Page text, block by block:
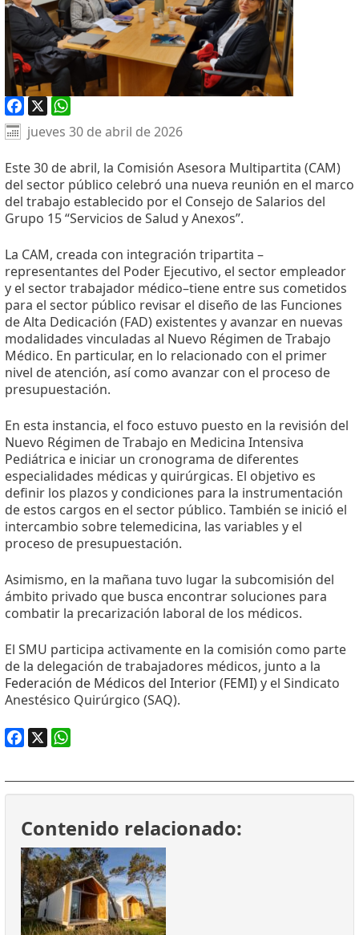
Facebook
X WhatsApp
jueves 30 de abril de 2026
Este 30 de abril, la Comisión Asesora Multipartita (CAM)
del sector público celebró una nueva reunión en el marco
del trabajo establecido por el Consejo de Salarios del
Grupo 15 “Servicios de Salud y Anexos”.
La CAM, creada con integración tripartita –
representantes del Poder Ejecutivo, el sector empleador
y el sector trabajador médico–tiene entre sus cometidos
para el sector público revisar el diseño de las Funciones
de Alta Dedicación (FAD) existentes y avanzar en nuevas
modalidades vinculadas al Nuevo Régimen de Trabajo
Médico. En particular, en lo relacionado con el primer
nivel de atención, así como avanzar con el proceso de
presupuestación.
En esta instancia, el foco estuvo puesto en la revisión del
Nuevo Régimen de Trabajo en Medicina Intensiva
Pediátrica e iniciar un cronograma de diferentes
especialidades médicas y quirúrgicas. El objetivo es
definir los plazos y condiciones para la instrumentación
de estos cargos en el sector público. También se inició el
intercambio sobre telemedicina, las variables y el
proceso de presupuestación.
Asimismo, en la mañana tuvo lugar la subcomisión del
ámbito privado que busca encontrar soluciones para
combatir la precarización laboral de los médicos.
El SMU participa activamente en la comisión como parte
de la delegación de trabajadores médicos, junto a la
Federación de Médicos del Interior (FEMI)y el Sindicato
Anestésico Quirúrgico (SAQ).
Contenido relacionado: